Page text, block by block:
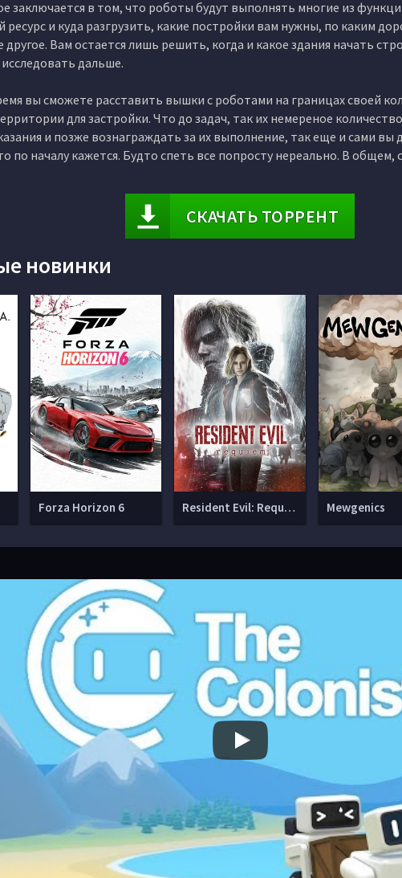
заключается в том, что роботы будут выполнять многие из
ресурс и куда разгрузить, какие постройки вам нужны, по каким
Вам остается лишь решить, когда и какое здания начать
дальше.
вы сможете расставить вышки с роботами на границах своей
для застройки. Что до задач, так их немереное
и позже вознаграждать за их выполнение, так еще и сами
по началу кажется. Будто спеть все попросту нереально. В
СКАЧАТЬ ТОРРЕНТ
новинки
Forza Horizon 6 Resident Evil: Requiem Mewgenics